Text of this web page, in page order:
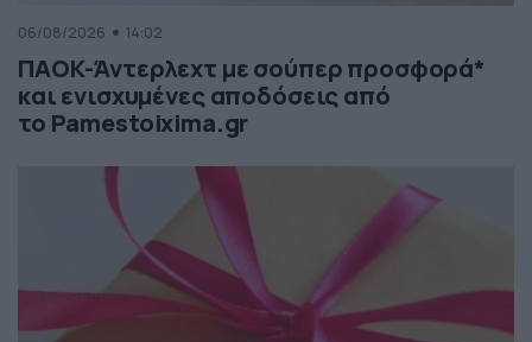
06/08/2026 14:02
ΠΑΟΚ-Άντερλεχτ με σούπερ προσφορά*
και ενισχυμένες αποδόσεις από
το Pamestoixima.gr